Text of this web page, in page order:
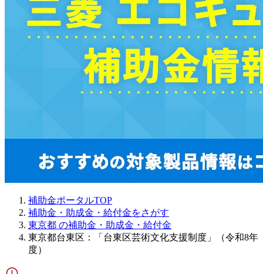
補助金ポータルTOP
補助金・助成金・給付金をさがす
東京都 の補助金・助成金・給付金
東京都台東区：「台東区芸術文化支援制度」（令和8年
度）